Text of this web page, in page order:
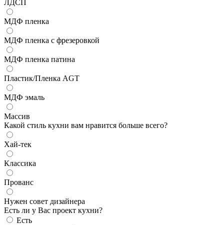
ЛДСП
МДФ пленка
МДФ пленка с фрезеровкой
МДФ пленка патина
Пластик/Пленка AGT
МДФ эмаль
Массив
Какой стиль кухни вам нравится больше всего?
Хай-тек
Классика
Прованс
Нужен совет дизайнера
Есть ли у Вас проект кухни?
Есть